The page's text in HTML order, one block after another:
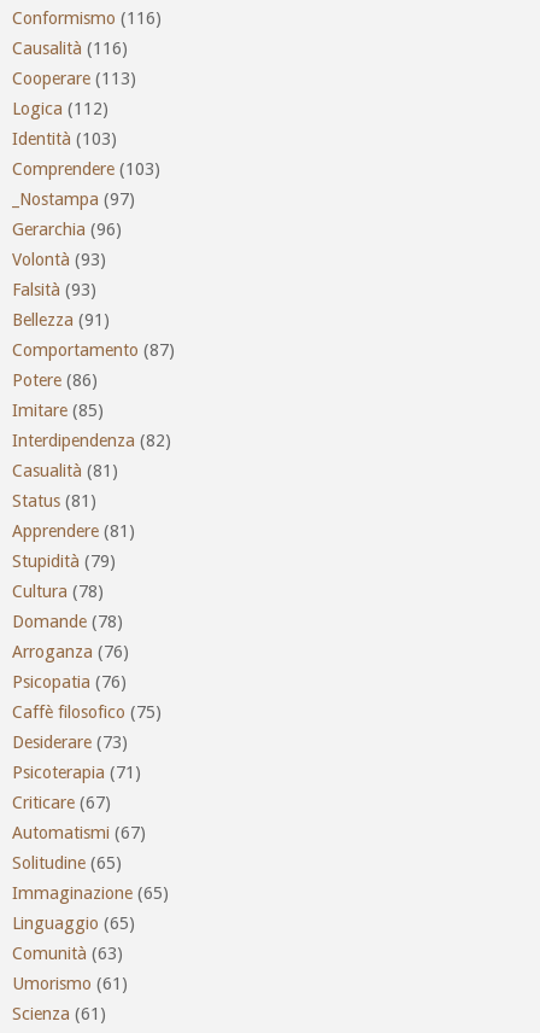
Conformismo (116)
Causalità (116)
Cooperare (113)
Logica (112)
Identità (103)
Comprendere (103)
_Nostampa (97)
Gerarchia (96)
Volontà (93)
Falsità (93)
Bellezza (91)
Comportamento (87)
Potere (86)
Imitare (85)
Interdipendenza (82)
Casualità (81)
Status (81)
Apprendere (81)
Stupidità (79)
Cultura (78)
Domande (78)
Arroganza (76)
Psicopatia (76)
Caffè filosofico (75)
Desiderare (73)
Psicoterapia (71)
Criticare (67)
Automatismi (67)
Solitudine (65)
Immaginazione (65)
Linguaggio (65)
Comunità (63)
Umorismo (61)
Scienza (61)